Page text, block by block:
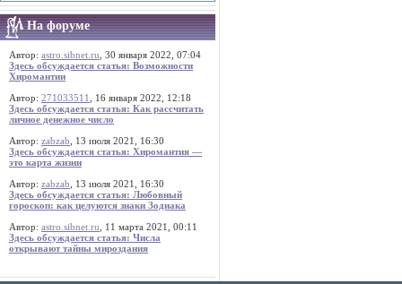
На форуме
Автор: astro.sibnet.ru , 30 января 2022, 07:04
Здесь обсуждается статья: Возможности
Хиромантии
Автор: 271033511
, 16 января 2022, 12:18
Здесь обсуждается статья: Как рассчитать
личное денежное число
Автор: zabzab , 13 июля 2021, 16:30
Здесь обсуждается статья: Хиромантия —
это карта жизни
Автор: zabzab , 13 июля 2021, 16:30
Здесь обсуждается статья: Любовный
гороскоп: как целуются знаки Зодиака
Автор: astro.sibnet.ru , 11 марта 2021, 00:11
Здесь обсуждается статья: Числа
открывают тайны мироздания